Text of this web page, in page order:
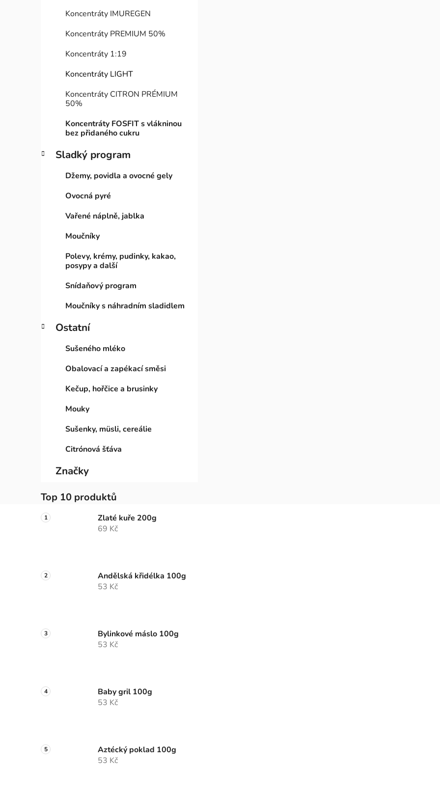
Koncentráty IMUREGEN
Koncentráty PREMIUM 50%
Koncentráty 1:19
Koncentráty LIGHT
Koncentráty CITRON PRÉMIUM
50%
Koncentráty FOSFIT s vlákninou
bez přidaného cukru
Sladký program
Džemy, povidla a ovocné gely
Ovocná pyré
Vařené náplně, jablka
Moučníky
Polevy, krémy, pudinky, kakao,
posypy a další
Snídaňový program
Moučníky s náhradním sladidlem
Ostatní
Sušeného mléko
Obalovací a zapékací směsi
Kečup, hořčice a brusinky
Mouky
Sušenky, müsli, cereálie
Citrónová šťáva
Značky
Top 10 produktů
Zlaté kuře 200g
69 Kč
Andělská křidélka 100g
53 Kč
Bylinkové máslo 100g
53 Kč
Baby gril 100g
53 Kč
Aztécký poklad 100g
53 Kč